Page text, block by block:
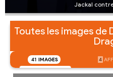
Jackal
Toutes les images de
41 IMAGES 4